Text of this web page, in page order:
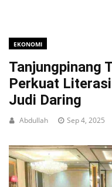
EKONOMI
Tanjungpinang
Perkuat
Judi Daring
Abdullah Sep 4, 2025